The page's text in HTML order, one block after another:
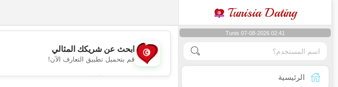
Tunisia Dating
Tunis 07-08-2026 02:41
الرئيسية 💕
ابحث عن شريكك المثالي
قم بتحميل تطبيق التعارف الآن!